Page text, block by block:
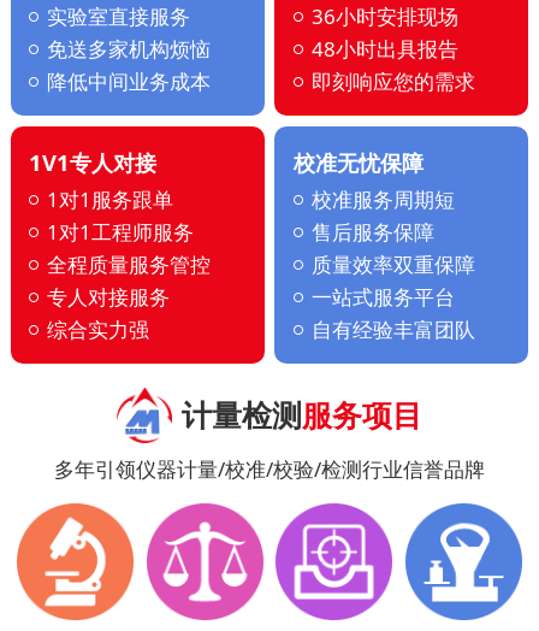
实验室直接服务
免送多家机构烦恼
降低中间业务成本
36小时安排现场
48小时出具报告
即刻响应您的需求
1V1专人对接
1对1服务跟单
1对1工程师服务
全程质量服务管控
专人对接服务
综合实力强
校准无忧保障
校准服务周期短
售后服务保障
质量效率双重保障
一站式服务平台
自有经验丰富团队
计量检测服务项目
多年引领仪器计量/校准/校验/检测行业信誉品牌